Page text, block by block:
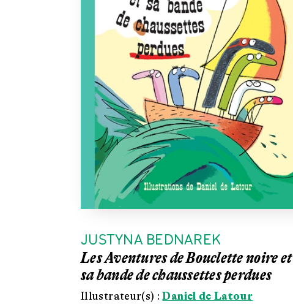
JUSTYNA BEDNAREK
Les Aventures de Bouclette noire et
sa bande de chaussettes perdues
Illustrateur(s) :Daniel de Latour